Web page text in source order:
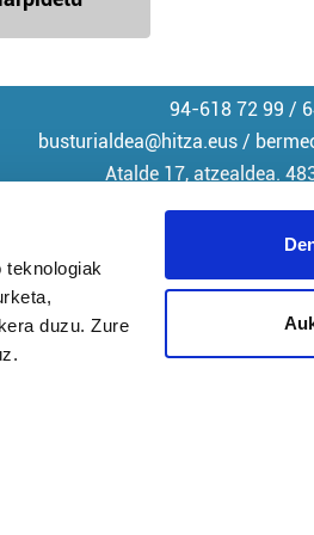
duzu. Zure
94-618 72 99 /
busturialdea@hitza.eus /
Atalde 17, atzealdea.
Cookieak
zure ekarpena